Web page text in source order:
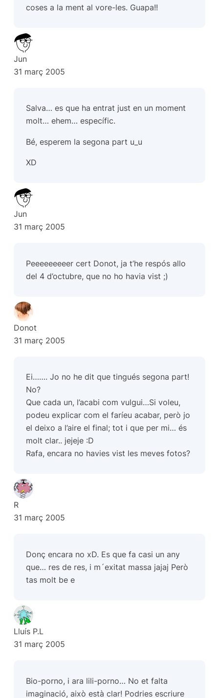
coses a la ment al vore-les. Guapa!!
Jun
31 març 2005
Salva… es que ha entrat just en un moment
molt… ehem… específic.
Bé, esperem la segona part u_u
XD
Jun
31 març 2005
Peeeeeeeeer cert Donot, ja t’he respós allo
del 4 d’octubre, que no ho havia vist ;)
Donot
31 març 2005
Ei……. Jo no he dit que tingués segona part!
No?
Que cada un, l’acabi com vulgui…Si voleu,
podeu explicar com el faríeu acabar, però jo
el deixo a l’aire el final; tot i que per mi… és
molt clar.. jejeje :D
Rafa, encara no havies vist les meves fotos?
R
31 març 2005
Donç encara no xD. Es que fa casi un any
que… res de res, i m´exitat massa jajaj Però
tas molt be e
Lluís P.L
31 març 2005
Bio-porno, i ara lili-porno… No et falta
imaginació, això està clar! Podries escriure